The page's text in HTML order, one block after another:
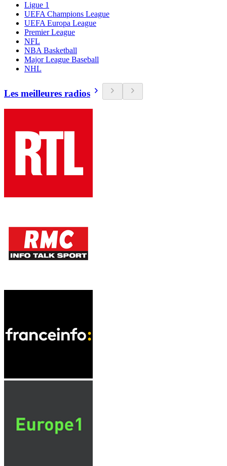
Ligue 1
UEFA Champions League
UEFA Europa League
Premier League
NFL
NBA Basketball
Major League Baseball
NHL
Les meilleures radios